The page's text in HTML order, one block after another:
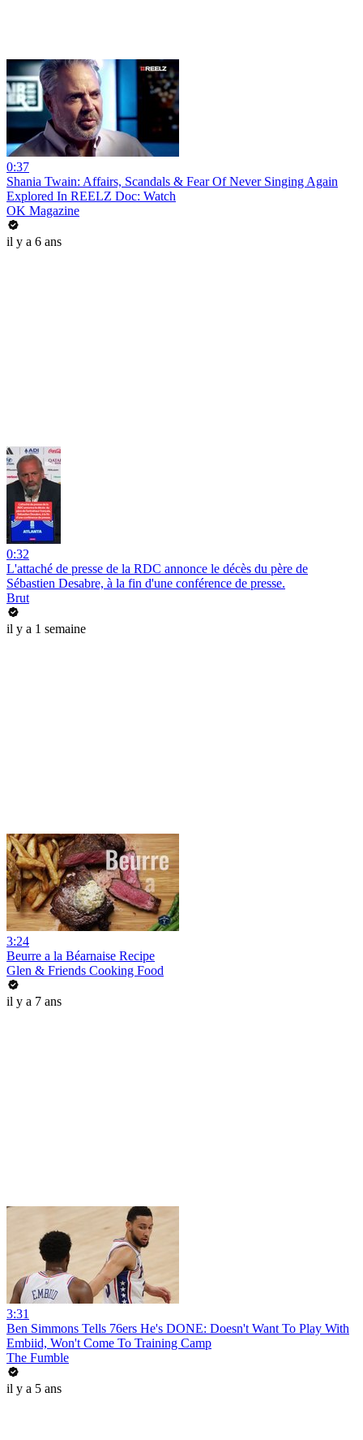
0:37
Shania Twain: Affairs, Scandals & Fear Of Never Singing Again
Explored In REELZ Doc: Watch
OK Magazine
il y a 6 ans
0:32
L'attaché de presse de la RDC annonce le décès du père de
Sébastien Desabre, à la fin d'une conférence de presse.
Brut
il y a 1 semaine
3:24
Beurre a la Béarnaise Recipe
Glen & Friends Cooking Food
il y a 7 ans
3:31
Ben Simmons Tells 76ers He's DONE: Doesn't Want To Play With
Embiid, Won't Come To Training Camp
The Fumble
il y a 5 ans